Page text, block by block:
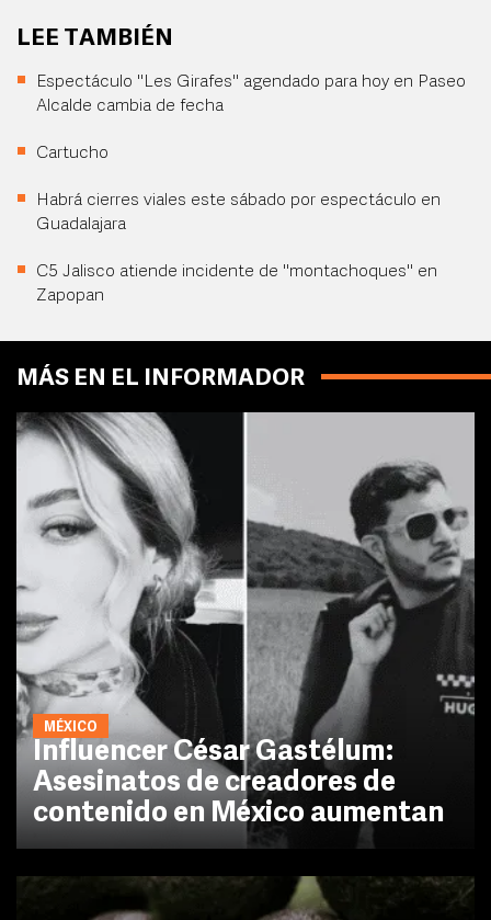
LEE TAMBIÉN
Espectáculo "Les Girafes" agendado para hoy en Paseo
Alcalde cambia de fecha
Cartucho
Habrá cierres viales este sábado por espectáculo en
Guadalajara
C5 Jalisco atiende incidente de "montachoques" en
Zapopan
MÁS EN EL INFORMADOR
MÉXICO
Influencer César Gastélum:
Asesinatos de creadores de
contenido en México aumentan